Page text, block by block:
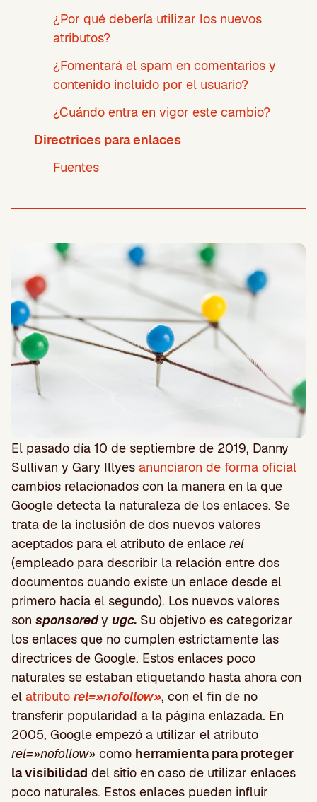
¿Por qué debería utilizar los nuevos
atributos?
¿Fomentará el spam en comentarios y
contenido incluido por el usuario?
¿Cuándo entra en vigor este cambio?
Directrices para enlaces
Fuentes
El pasado día 10 de septiembre de 2019, Danny
Sullivan y Gary Illyes anunciaron de forma oficial
cambios relacionados con la manera en la que
Google detecta la naturaleza de los enlaces. Se
trata de la inclusión de dos nuevos valores
aceptados para el atributo de enlace rel
(empleado para describir la relación entre dos
documentos cuando existe un enlace desde el
primero hacia el segundo). Los nuevos valores
son sponsoredy ugc. Su objetivo es categorizar
los enlaces que no cumplen estrictamente las
directrices de Google. Estos enlaces poco
naturales se estaban etiquetando hasta ahora con
el atributo rel=»nofollow», con el fin de no
transferir popularidad a la página enlazada. En
2005, Google empezó a utilizar el atributo
rel=»nofollow» como herramienta para proteger
la visibilidad del sitio en caso de utilizar enlaces
poco naturales. Estos enlaces pueden influir